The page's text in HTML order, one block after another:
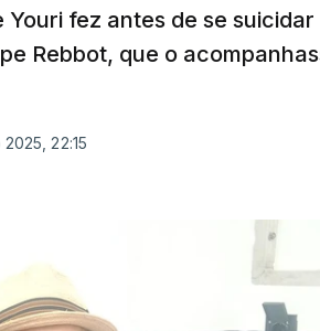
fez antes de se
Rebbot, que o
22:15